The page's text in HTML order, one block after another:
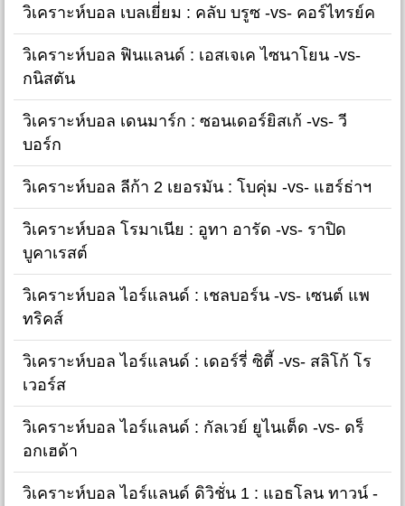
วิเคราะห์บอล เบลเยี่ยม : คลับ บรูซ -vs- คอร์ไทรย์ค
วิเคราะห์บอล ฟินแลนด์ : เอสเจเค ไซนาโยน -vs-
กนิสตัน
วิเคราะห์บอล เดนมาร์ก : ซอนเดอร์ยิสเก้ -vs- วี
บอร์ก
วิเคราะห์บอล ลีก้า 2 เยอรมัน : โบคุ่ม -vs- แฮร์ธ่าฯ
วิเคราะห์บอล โรมาเนีย : อูทา อารัด -vs- ราปิด
บูคาเรสต์
วิเคราะห์บอล ไอร์แลนด์ : เชลบอร์น -vs- เซนต์ แพ
ทริคส์
วิเคราะห์บอล ไอร์แลนด์ : เดอร์รี่ ซิตี้ -vs- สลิโก้ โร
เวอร์ส
วิเคราะห์บอล ไอร์แลนด์ : กัลเวย์ ยูไนเต็ด -vs- ดร็
อกเฮด้า
วิเคราะห์บอล ไอร์แลนด์ ดิวิชั่น 1 : แอธโลน ทาวน์ -